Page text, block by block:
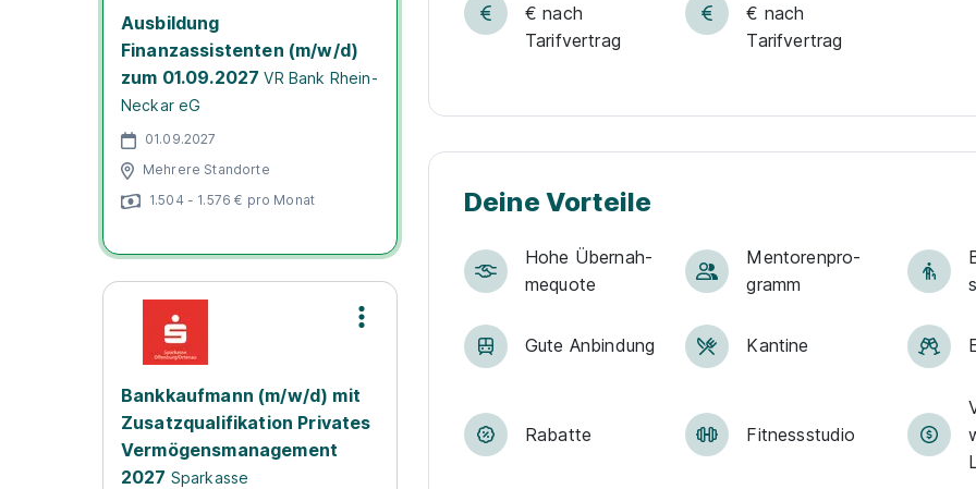
Ausbildung
Finanzassistenten (m/w/d)
zum 01.09.2027 VR Bank Rhein-
Neckar eG
01.09.2027
Mehrere Standorte
1.504 - 1.576 € pro Monat
Bankkaufmann (m/w/d) mit
Zusatzqualifikation Privates
Vermögensmanagement
2027 Sparkasse
€ nach
Tarifvertrag
€ nach
Tarifvertrag
Deine Vorteile
Hohe Über­nah­
me­quote
Men­to­ren­pro­
gramm
Gute An­bin­dung Kantine
Rabatte Fit­ness­stu­dio